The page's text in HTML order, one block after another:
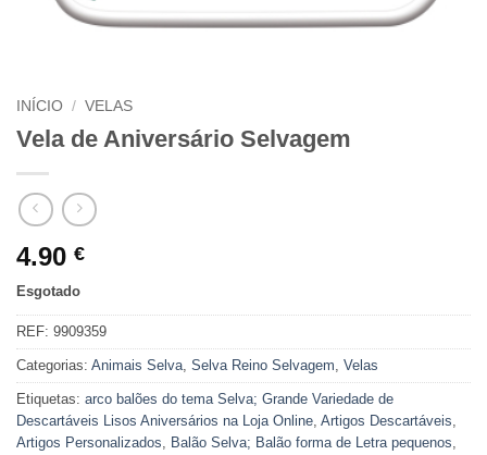
INÍCIO / VELAS
Vela de Aniversário Selvagem
4.90 €
Esgotado
REF: 9909359
Categorias: Animais Selva, Selva Reino Selvagem, Velas
Etiquetas: arco balões do tema Selva; Grande Variedade de
Descartáveis Lisos Aniversários na Loja Online, Artigos Descartáveis,
Artigos Personalizados, Balão Selva; Balão forma de Letra pequenos,